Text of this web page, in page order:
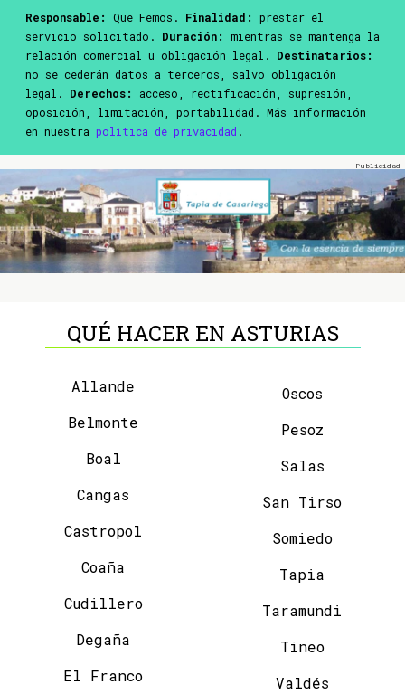
Responsable: Que Femos. Finalidad:
prestar el
servicio solicitado. Duración:
mientras se mantenga la
relación comercial u obligación legal. Destinatarios:
no se cederán datos a terceros, salvo obligación
legal. Derechos:
acceso, rectificación, supresión,
oposición, limitación, portabilidad. Más información
en nuestra política de privacidad .
QUÉ HACER EN ASTURIAS
Allande
Belmonte
Boal
Cangas
Castropol
Coaña
Cudillero
Degaña
El Franco
Oscos
Pesoz
Salas
San Tirso
Somiedo
Tapia
Taramundi
Tineo
Valdés